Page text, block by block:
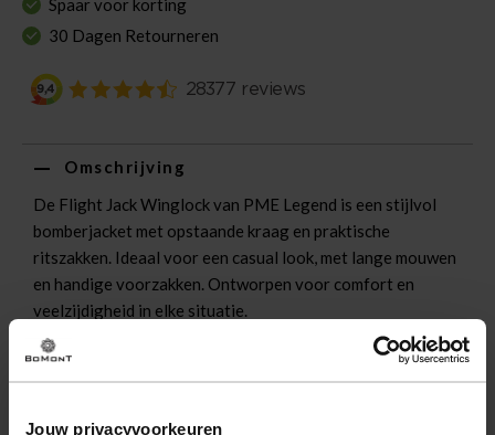
Jouw privacyvoorkeuren
Spaar voor korting
30 Dagen Retourneren
Eigenschappen
Omschrijving
De Flight Jack Winglock van PME Legend is een stijlvol
bomberjacket met opstaande kraag en praktische
ritszakken. Ideaal voor een casual look, met lange mouwen
en handige voorzakken. Ontworpen voor comfort en
veelzijdigheid in elke situatie.